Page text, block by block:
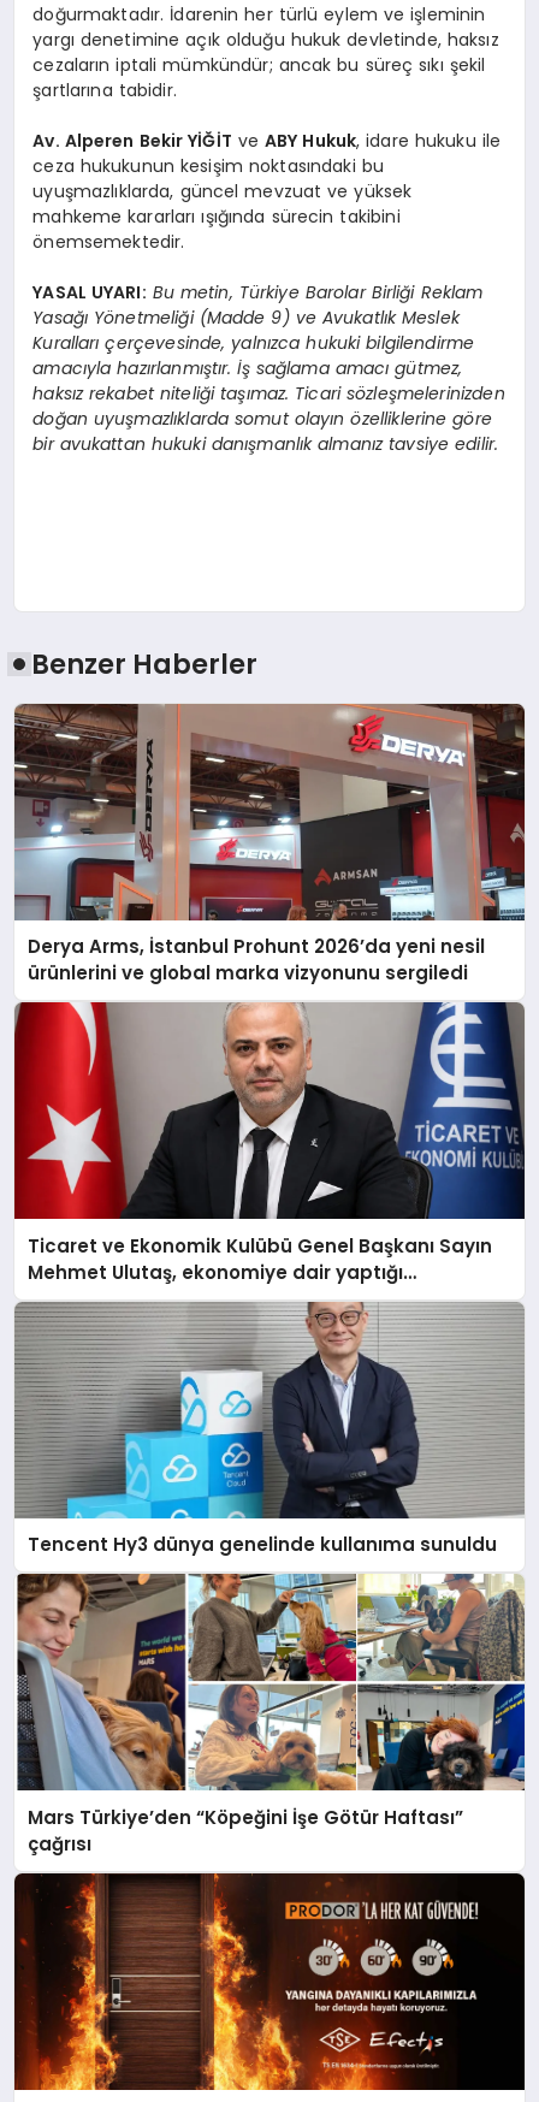
doğurmaktadır. İdarenin her türlü eylem ve işleminin
yargı denetimine açık olduğu hukuk devletinde, haksız
cezaların iptali mümkündür; ancak bu süreç sıkı şekil
şartlarına tabidir.
Av. Alperen Bekir YİĞİT veABY Hukuk, idare hukuku ile
ceza hukukunun kesişim noktasındaki bu
uyuşmazlıklarda, güncel mevzuat ve yüksek
mahkeme kararları ışığında sürecin takibini
önemsemektedir.
YASAL UYARI: Bu metin, Türkiye Barolar Birliği Reklam
Yasağı Yönetmeliği (Madde 9) ve Avukatlık Meslek
Kuralları çerçevesinde, yalnızca hukuki bilgilendirme
amacıyla hazırlanmıştır. İş sağlama amacı gütmez,
haksız rekabet niteliği taşımaz. Ticari sözleşmelerinizden
doğan uyuşmazlıklarda somut olayın özelliklerine göre
bir avukattan hukuki danışmanlık almanız tavsiye edilir.
Benzer Haberler
Derya Arms, İstanbul Prohunt 2026’da yeni nesil
ürünlerini ve global marka vizyonunu sergiledi
Ticaret ve Ekonomik Kulübü Genel Başkanı Sayın
Mehmet Ulutaş, ekonomiye dair yaptığı
açıklamada şunları kaydetti:
Tencent Hy3 dünya genelinde kullanıma sunuldu
Mars Türkiye’den “Köpeğini İşe Götür Haftası”
çağrısı